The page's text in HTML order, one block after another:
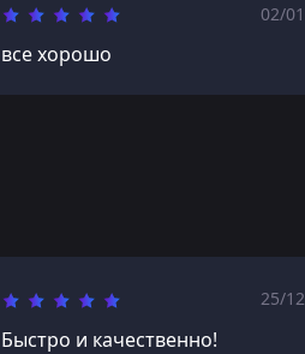
02/01
все хорошо
25/12
Быстро и качественно!